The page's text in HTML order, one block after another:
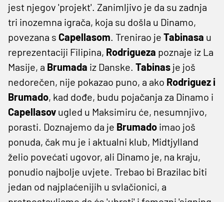
jest njegov 'projekt'. Zanimljivo je da su zadnja
tri inozemna igrača, koja su došla u Dinamo,
povezana s Capellasom. Trenirao je Tabinasa u
reprezentaciji Filipina, Rodrigueza poznaje iz La
Masije, a Brumada iz Danske. Tabinas je još
nedorečen, nije pokazao puno, a ako Rodriguez i
Brumado, kad dođe, budu pojačanja za Dinamo i
Capellasov ugled u Maksimiru će, nesumnjivo,
porasti. Doznajemo da je Brumado imao još
ponuda, čak mu je i aktualni klub, Midtjylland
želio povećati ugovor, ali Dinamo je, na kraju,
ponudio najbolje uvjete. Trebao bi Brazilac biti
jedan od najplaćenijih u svlačionici, a